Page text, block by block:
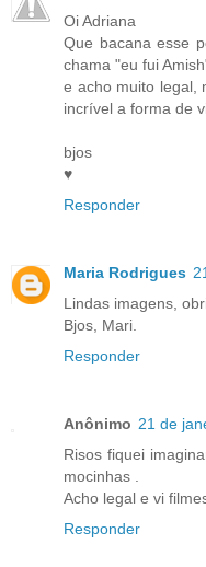
Oi Adriana
Que bacana esse
chama "eu fui
e acho muito legal,
incrível a forma de
bjos
♥
Responder
Maria Rodrigues
Lindas imagens,
Bjos, Mari.
Responder
Anônimo 21 de
Risos fiquei
mocinhas .
Acho legal e vi
Responder